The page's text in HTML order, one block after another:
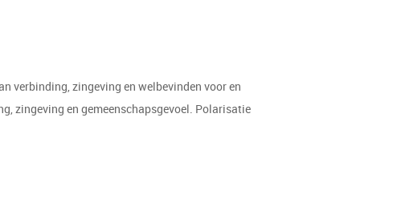
verbinding, zingeving en welbevinden voor en
zingeving en gemeenschapsgevoel. Polarisatie